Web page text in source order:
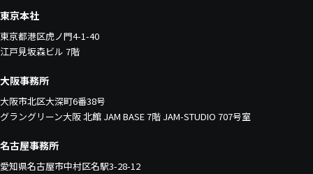
東京本社
東京都港区虎ノ門4-1-40
江戸見坂森ビル 7階
大阪事務所
大阪市北区大深町6番38号
グラングリーン大阪 北館 JAM BASE 7階 JAM-STUDIO 707号室
名古屋事務所
愛知県名古屋市中村区名駅3-28-12